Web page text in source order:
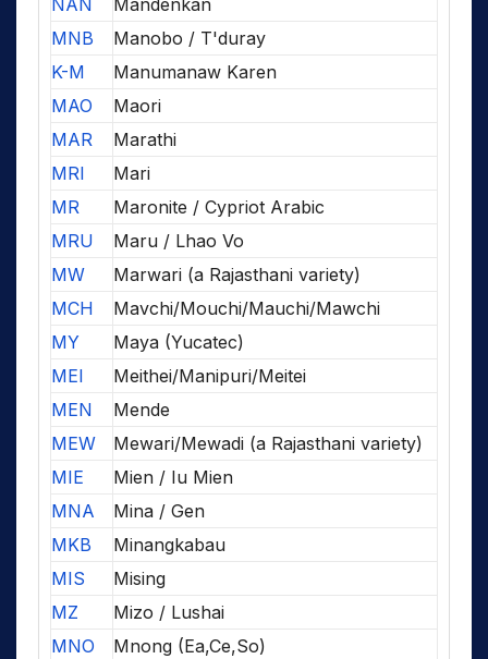
NAN
Mandenkan
MNB
Manobo / T'duray
K-M
Manumanaw Karen
MAO
Maori
MAR
Marathi
MRI
Mari
MR
Maronite / Cypriot Arabic
MRU
Maru / Lhao Vo
MW
Marwari (a Rajasthani variety)
MCH
Mavchi/Mouchi/Mauchi/Mawchi
MY
Maya (Yucatec)
MEI
Meithei/Manipuri/Meitei
MEN
Mende
MEW
Mewari/Mewadi (a Rajasthani variety)
MIE
Mien / Iu Mien
MNA
Mina / Gen
MKB
Minangkabau
MIS
Mising
MZ
Mizo / Lushai
MNO
Mnong (Ea,Ce,So)